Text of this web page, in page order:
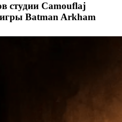
студии Camouflaj
Batman Arkham